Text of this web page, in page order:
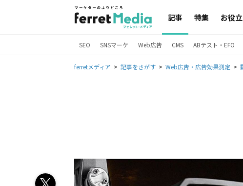
記事 特集 お役
SEO SNSマーケ Web広告 CMS ABテスト・EFO
ferretメディア 記事をさがす Web広告・広告効果測定